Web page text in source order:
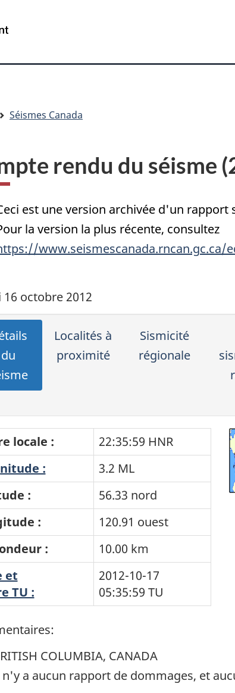
Séismes Canada
rendu du séisme
est une version archivée d'un
la version la plus récente, consultez
www.seismescanada.rncan.gc.ca/
octobre 2012
du
Localités à
proximité
Sismicité
régionale
locale :
22:35:59 HNR
:
3.2 ML
:
56.33 nord
:
120.91 ouest
:
10.00 km
et
TU :
2012-10-17
05:35:59 TU
COLUMBIA, CANADA
a aucun rapport de dommages, et